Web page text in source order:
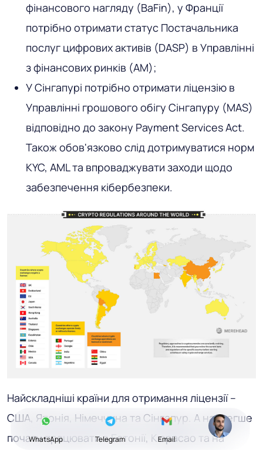
фінансового нагляду (BaFin), у Франції
потрібно отримати статус Постачальника
послуг цифрових активів (DASP) в Управлінні
з фінансових ринків (AM);
У Сінгапурі потрібно отримати ліцензію в
Управлінні грошового обігу Сінгапуру (MAS)
відповідно до закону Payment Services Act.
Також обов'язково слід дотримуватися норм
KYC, AML та впроваджувати заходи щодо
забезпечення кібербезпеки.
Найскладніші країни для отримання ліцензії –
США, Японія, Німеччина та Сінгапур. А найлегше
почати працювати в Естонії, Кюрасао та на
WhatsApp Telegram Email